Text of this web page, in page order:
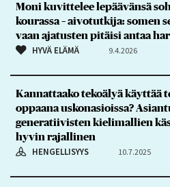
Moni kuvittelee lepäävänsä
kourassa – aivotutkija: somen
vaan ajatusten pitäisi antaa
HYVÄ ELÄMÄ 9.4.2026
Kannattaako tekoälyä käyttää
oppaana uskonasioissa?
generatiivisten kielimallien
hyvin rajallinen
HENGELLISYYS 10.7.2025